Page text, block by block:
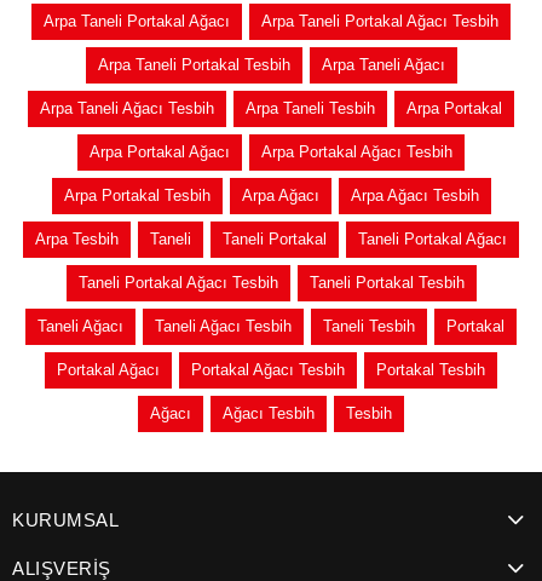
Arpa Taneli Portakal Ağacı Arpa Taneli Portakal Ağacı Tesbih
Arpa Taneli Portakal Tesbih Arpa Taneli Ağacı
Arpa Taneli Ağacı Tesbih Arpa Taneli Tesbih Arpa Portakal
Arpa Portakal Ağacı Arpa Portakal Ağacı Tesbih
Arpa Portakal Tesbih Arpa Ağacı Arpa Ağacı Tesbih
Arpa Tesbih Taneli Taneli Portakal Taneli Portakal Ağacı
Taneli Portakal Ağacı Tesbih Taneli Portakal Tesbih
Taneli Ağacı Taneli Ağacı Tesbih Taneli Tesbih Portakal
Portakal Ağacı Portakal Ağacı Tesbih Portakal Tesbih
Ağacı Ağacı Tesbih Tesbih
KURUMSAL
ALIŞVERİŞ